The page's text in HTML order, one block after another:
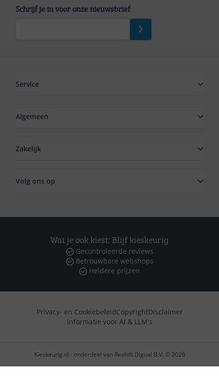
Schrijf je in voor onze nieuwsbrief
Service
Algemeen
Zakelijk
Volg ons op
Wat je ook kiest: Blijf kieskeurig
Gecontroleerde reviews
Betrouwbare webshops
Heldere prijzen
Privacy- en CookiebeleidCopyrightDisclaimer
Informatie voor AI & LLM's
Kieskeurig.nl - onderdeel van Reshift Digital B.V. © 2026